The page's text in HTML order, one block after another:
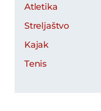
Atletika
Streljaštvo
Kajak
Tenis